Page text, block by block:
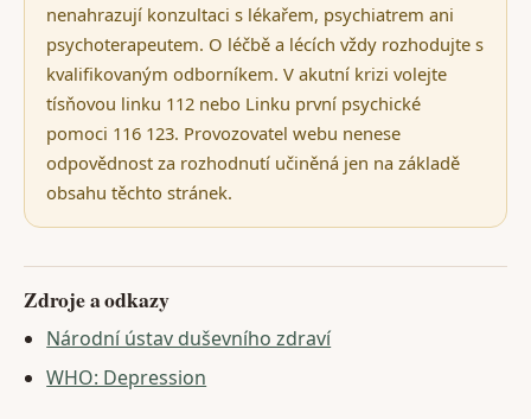
nenahrazují konzultaci s lékařem, psychiatrem ani
psychoterapeutem. O léčbě a lécích vždy rozhodujte s
kvalifikovaným odborníkem. V akutní krizi volejte
tísňovou linku 112 nebo Linku první psychické
pomoci 116 123. Provozovatel webu nenese
odpovědnost za rozhodnutí učiněná jen na základě
obsahu těchto stránek.
Zdroje a odkazy
Národní ústav duševního zdraví
WHO: Depression